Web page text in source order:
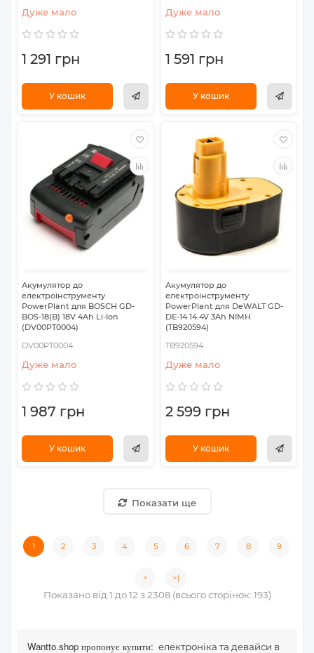
Дуже мало
1 291 грн
У кошик
Дуже мало
1 591 грн
У кошик
Акумулятор до
електроінструменту
PowerPlant для BOSCH GD-
BOS-18(B) 18V 4Ah Li-Ion
(DV00PT0004)
DV00PT0004
Дуже мало
1 987 грн
У кошик
Акумулятор до
електроінструменту
PowerPlant для DeWALT GD-
DE-14 14.4V 3Ah NIMH
(TB920594)
TB920594
Дуже мало
2 599 грн
У кошик
Показати ще
1 2 3 4 5 6 7 8 9
> >|
Показано від 1 до 12 з 2308 (всього сторінок: 193)
Wantto.shop пропонує купити: електроніка та девайси в